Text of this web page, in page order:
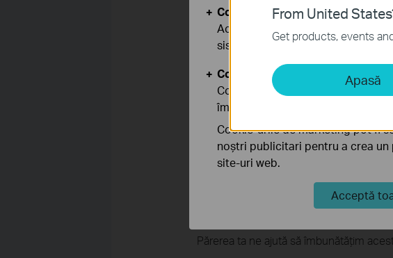
If you need further assistance contact TP-
Părerea ta ne ajută să îmbunătățim
From United
Get products, events
Apasă
Cookie-uri de bază
Aceste cookie-uri sunt necesare
sistemele tale
Cookie-uri de analiză și marketing
Cookie-urile de analiză ne permit
îmbunătăți și ajusta
Cookie-urile de marketing pot fi
noștri publicitari pentru a crea
site-uri web.
Acceptă